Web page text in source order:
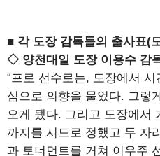
■ 각 도장 감독들의 출사표(
◇ 양천대일 도장 이용수 감
“프로 선수로는, 도장에서
심으로 의향을 물었다. 그렇
오게 됐다. 그리고 도장에서
까지를 시드로 정했고 두 자
과 토너먼트를 거쳐 이우주